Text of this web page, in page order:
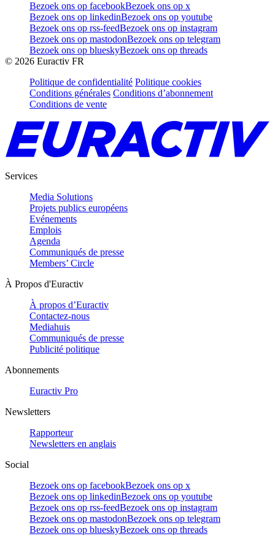
Bezoek ons op facebookBezoek ons op x
Bezoek ons op linkedinBezoek ons op youtube
Bezoek ons op rss-feedBezoek ons op instagram
Bezoek ons op mastodonBezoek ons op telegram
Bezoek ons op blueskyBezoek ons op threads
© 2026 Euractiv FR
Politique de confidentialité Politique cookies
Conditions générales Conditions d’abonnement
Conditions de vente
Services
Media Solutions
Projets publics européens
Evénements
Emplois
Agenda
Communiqués de presse
Members’ Circle
À Propos d'Euractiv
À propos d’Euractiv
Contactez-nous
Mediahuis
Communiqués de presse
Publicité politique
Abonnements
Euractiv Pro
Newsletters
Rapporteur
Newsletters en anglais
Social
Bezoek ons op facebookBezoek ons op x
Bezoek ons op linkedinBezoek ons op youtube
Bezoek ons op rss-feedBezoek ons op instagram
Bezoek ons op mastodonBezoek ons op telegram
Bezoek ons op blueskyBezoek ons op threads